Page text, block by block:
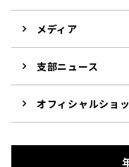
メディア
支部ニュース
オフィシャルショ